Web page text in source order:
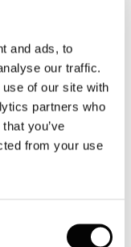
and ads, to
our traffic.
of our site with
partners who
you’ve
from your use